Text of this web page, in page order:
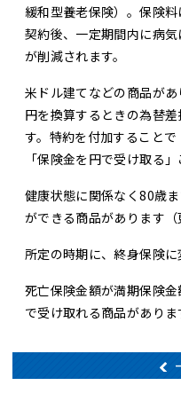
緩和型養老保険）。保険料
契約後、一定期間内に病
が削減されます。
米ドル建てなどの商品が
円を換算するときの為替
す。特約を付加すること
「保険金を円で受け取る」
健康状態に関係なく80歳
ができる商品があります（
所定の時期に、終身保険に
死亡保険金額が満期保険
で受け取れる商品がありま